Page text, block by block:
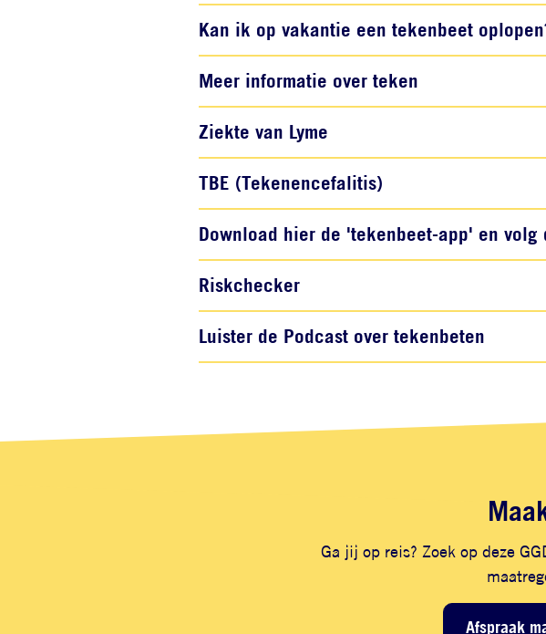
Kan ik op vakantie een tekenbeet
Meer informatie over teken
Ziekte van Lyme
TBE (Tekenencefalitis)
Download hier de 'tekenbeet-app' en volg
Riskchecker
Luister de Podcast over tekenbeten
Ga jij op reis? Zoek op deze
Afspraak